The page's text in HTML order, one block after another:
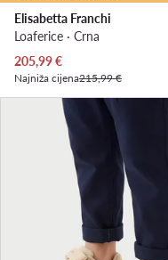
Elisabetta Franchi
Loaferice · Crna
Trenutna cijena
205,99€
Najniža cijena215,99 €